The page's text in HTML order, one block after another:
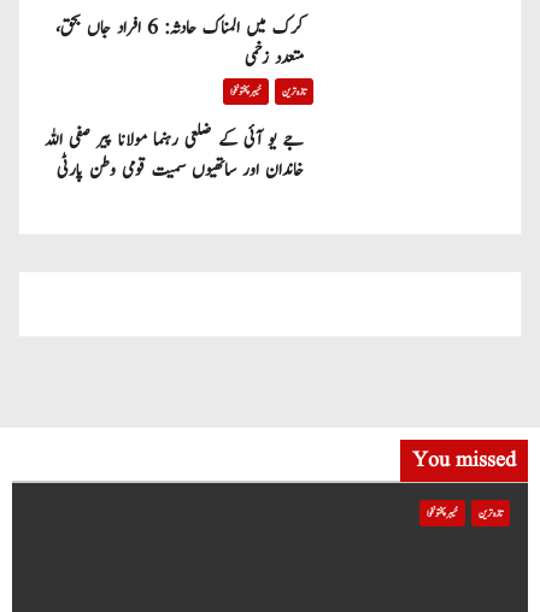
کرک میں المناک حادثہ: 6 افراد جاں بحق،
متعدد زخمی
تازہ ترین خیبر پختونخوا
جے یو آئی کے ضلعی رہنما مولانا پیر صفی اللہ
خاندان اور ساتھیوں سمیت قومی وطن پارٹی
You missed
تازہ ترین خیبر پختونخوا